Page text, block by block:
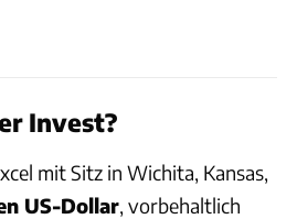
Invest?
mit Sitz in Wichita, Kansas,
US-Dollar, vorbehaltlich